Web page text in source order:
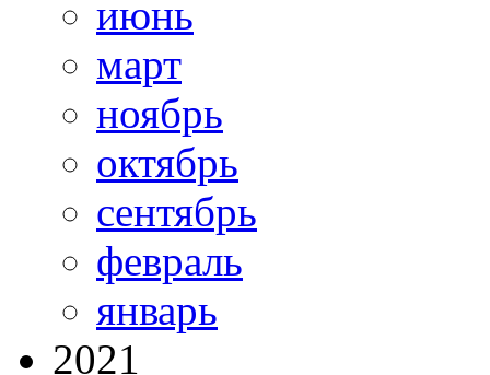
июнь
март
ноябрь
октябрь
сентябрь
февраль
январь
2021